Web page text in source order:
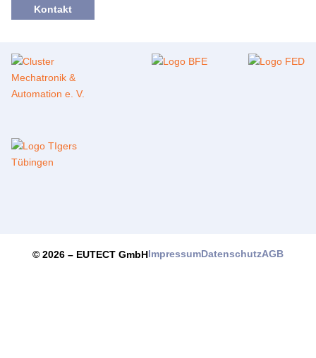
Kontakt
© 2026 – EUTECT GmbHImpressumDatenschutzAGB